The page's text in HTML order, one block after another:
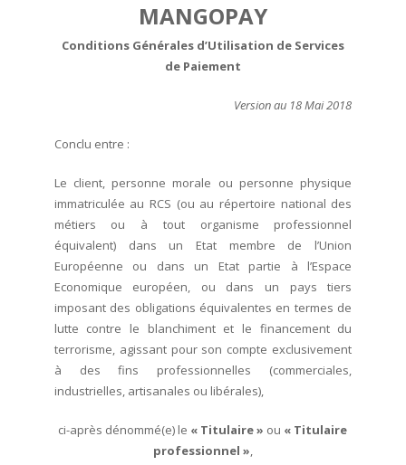
MANGOPAY
Conditions Générales d’Utilisation de Services
de Paiement
Version au 18 Mai 2018
Conclu entre :
Le client, personne morale ou personne physique
immatriculée au RCS (ou au répertoire national des
métiers ou à tout organisme professionnel
équivalent) dans un Etat membre de l’Union
Européenne ou dans un Etat partie à l’Espace
Economique européen, ou dans un pays tiers
imposant des obligations équivalentes en termes de
lutte contre le blanchiment et le financement du
terrorisme, agissant pour son compte exclusivement
à des fins professionnelles (commerciales,
industrielles, artisanales ou libérales),
ci-après dénommé(e) le « Titulaire » ou « Titulaire
professionnel »,